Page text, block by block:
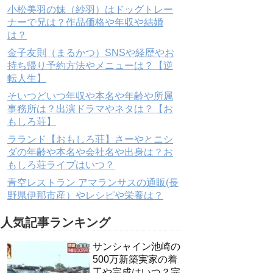
小松美羽の妹（紗羽）はドッグトレー
ナーで兄は？作品価格や年収や結婚
は？
金子友則（まるかつ）SNSや経歴やお
持ち帰り予約方法やメニューは？【逆
転人生】
そいつどいつ年収や本名や年齢や所属
事務所は？出演ドラマやネタは？【お
もしろ荘】
ラランド【おもしろ荘】さーやとニシ
ダの年齢や本名や会社名や出身は？お
もしろ荘ライブはいつ？
青空レストラン アマランサスの通販(長
野県伊那市産）やレシピや栄養は？
人気記事ランキング
サンシャイン池崎の
500万新築実家の着